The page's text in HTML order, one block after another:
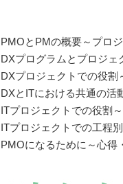
とPMの概要～プロ
プログラムとプロジェ
プロジェクトでの役割
とITにおける共通の活
プロジェクトでの役割
プロジェクトでの工程
になるために～心得